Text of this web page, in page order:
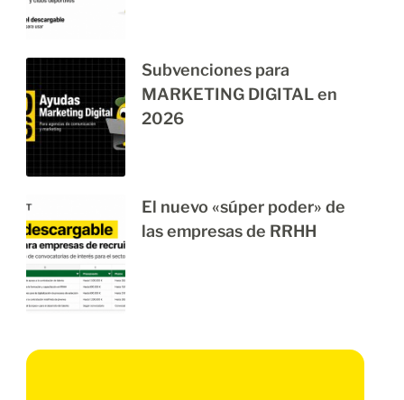
Subvenciones para
MARKETING DIGITAL en
2026
El nuevo «súper poder» de
las empresas de RRHH